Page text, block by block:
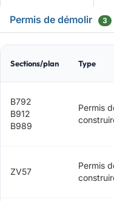
Permis de démolir 3
Sections/plan Type
B792
B912
B989
Permis
ZV57
Permis